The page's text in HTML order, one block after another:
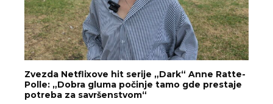
Zvezda Netflixove hit serije „Dark“ Anne Ratte-
Polle: „Dobra gluma počinje tamo gde prestaje
potreba za savršenstvom“